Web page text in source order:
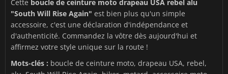
Cette boucle de ceinture moto drapeau USA rebel alu
"South Will Rise Again" est bien plus qu'un simple
accessoire, c'est une déclaration d'indépendance et
d'authenticité. Commandez la vôtre dès aujourd'hui et
affirmez votre style unique sur la route !
Mots-clés : boucle de ceinture moto, drapeau USA, rebel,